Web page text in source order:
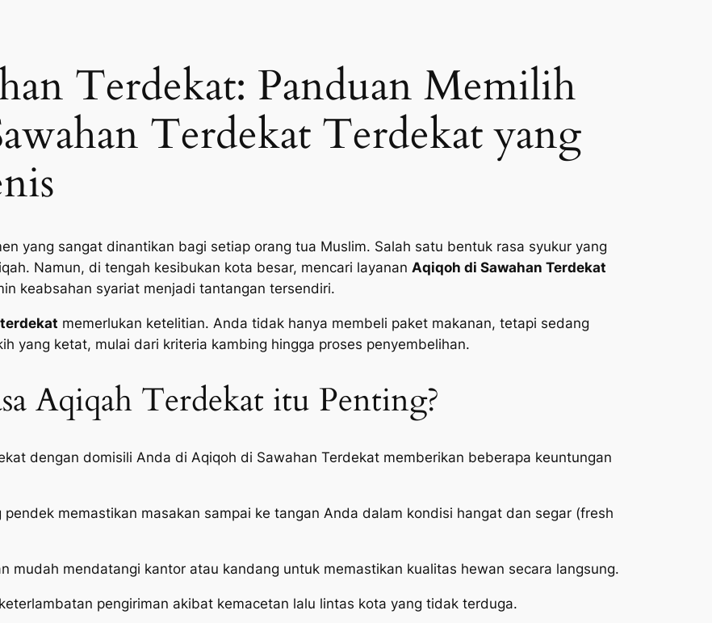
Terdekat: Panduan Memilih
Terdekat Terdekat yang
yang sangat dinantikan bagi setiap orang tua Muslim. Salah satu bentuk rasa syukur yang
Namun, di tengah kesibukan kota besar, mencari layanan Aqiqoh di Sawahan Terdekat
keabsahan syariat menjadi tantangan tersendiri.
memerlukan ketelitian. Anda tidak hanya membeli paket makanan, tetapi sedang
yang ketat, mulai dari kriteria kambing hingga proses penyembelihan.
Aqiqah Terdekat itu Penting?
dengan domisili Anda di Aqiqoh di Sawahan Terdekat memberikan beberapa keuntungan
pendek memastikan masakan sampai ke tangan Anda dalam kondisi hangat dan segar (fresh
mudah mendatangi kantor atau kandang untuk memastikan kualitas hewan secara langsung.
pengiriman akibat kemacetan lalu lintas kota yang tidak terduga.